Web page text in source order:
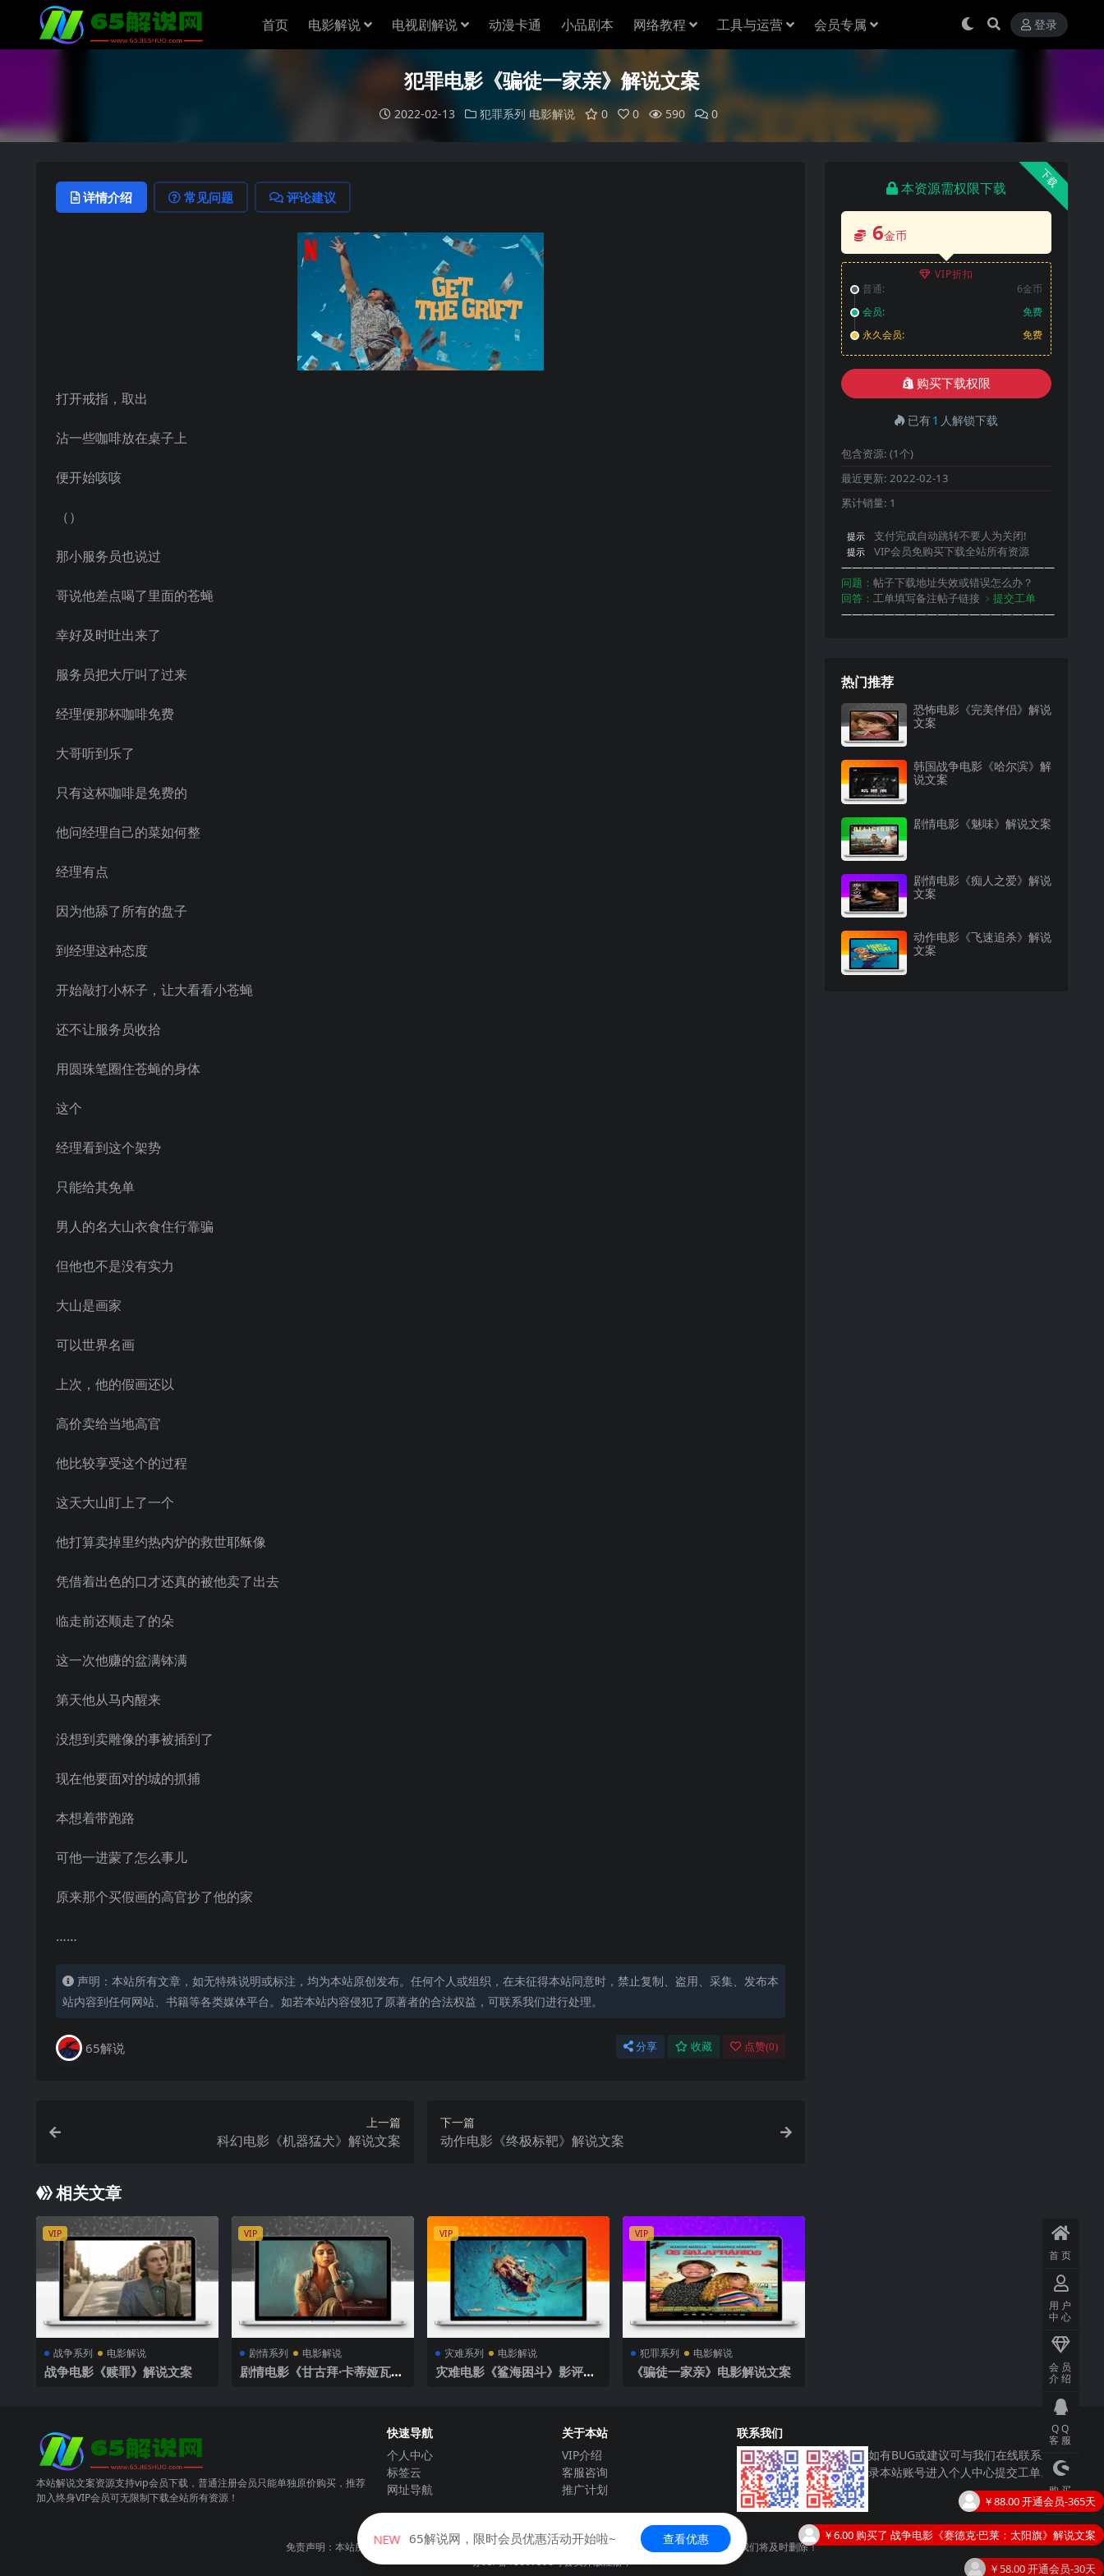
首页 电影解说 电视剧解说 动漫卡通 小品剧本 网络教程 工具与运营 会员专属 登录
犯罪电影《骗徒一家亲》解说文案
2022-02-13 犯罪系列 电影解说 0 0 590 0
详情介绍 常见问题 评论建议
打开戒指，取出
沾一些咖啡放在桌子上
便开始咳咳
（）
那小服务员也说过
哥说他差点喝了里面的苍蝇
幸好及时吐出来了
服务员把大厅叫了过来
经理便那杯咖啡免费
大哥听到乐了
只有这杯咖啡是免费的
他问经理自己的菜如何整
经理有点
因为他舔了所有的盘子
到经理这种态度
开始敲打小杯子，让大看看小苍蝇
还不让服务员收拾
用圆珠笔圈住苍蝇的身体
这个
经理看到这个架势
只能给其免单
男人的名大山衣食住行靠骗
但他也不是没有实力
大山是画家
可以世界名画
上次，他的假画还以
高价卖给当地高官
他比较享受这个的过程
这天大山盯上了一个
他打算卖掉里约热内炉的救世耶稣像
凭借着出色的口才还真的被他卖了出去
临走前还顺走了的朵
这一次他赚的盆满钵满
第天他从马内醒来
没想到卖雕像的事被插到了
现在他要面对的城的抓捕
本想着带跑路
可他一进蒙了怎么事儿
原来那个买假画的高官抄了他的家
……
声明：本站所有文章，如无特殊说明或标注，均为本站原创发布。任何个人或组织，在未征得本站同意时，禁止复制、盗用、采集、发布本
站内容到任何网站、书籍等各类媒体平台。如若本站内容侵犯了原著者的合法权益，可联系我们进行处理。
65解说 分享 收藏 点赞(0)
上一篇
科幻电影《机器猛犬》解说文案
下一篇
动作电影《终极标靶》解说文案
相关文章
VIP
战争系列 电影解说
战争电影《赎罪》解说文案
VIP
剧情系列 电影解说
剧情电影《甘古拜·卡蒂娅瓦
VIP
灾难系列 电影解说
灾难电影《鲨海困斗》影评解
VIP
犯罪系列 电影解说
《骗徒一家亲》电影解说文案
下载
本资源需权限下载
6金币
VIP折扣
普通:
6金币
会员:
免费
永久会员:
免费
购买下载权限
已有1 人解锁下载
包含资源: (1个)
最近更新: 2022-02-13
累计销量: 1
提示 支付完成自动跳转不要人为关闭!
提示
VIP会员免购买下载全站所有资源
————————————————————
问题： 帖子下载地址失效或错误怎么办？
回答： 工单填写备注帖子链接 ﹥提交工单
————————————————————
热门推荐
恐怖电影《完美伴侣》解说
文案
韩国战争电影《哈尔滨》解
说文案
剧情电影《魅味》解说文案
剧情电影《痴人之爱》解说
文案
动作电影《飞速追杀》解说
文案
本站解说文案资源支持vip会员下载，普通注册会员只能单独原价购买，推荐
加入终身VIP会员可无限制下载全站所有资源！
快速导航
个人中心
标签云
网址导航
关于本站
VIP介绍
客服咨询
推广计划
联系我们
如有BUG或建议可与我们在线联系或登
录本站账号进入个人中心提交工单。
Copyright © 2021-202265解说网- All rights reserved
免责声明：本站所有内容来源于互联网及个人投稿。如果本站发布的内容侵犯到您的权益，请联系站长，我们将及时删除！
苏ICP备18007598号会员开放注册中
首页
用户
中心
会员
介绍
QQ
客服
购买
主题
￥6.00购买了 战争电影《赛德克·巴莱：太阳旗》解说文案
￥58.00开通会员-30天
NEW 65解说网，限时会员优惠活动开始啦~ 查看优惠